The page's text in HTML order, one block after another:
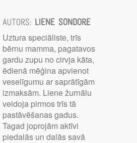
Autors: Liene Sondore
Uztura speciāliste, trīs
bērnu mamma, pagatavos
gardu zupu no cirvja kāta,
ēdienā mēģina apvienot
veselīgumu ar saprātīgām
izmaksām. Liene žurnālu
veidoja pirmos trīs tā
pastāvēšanas gadus.
Tagad joprojām aktīvi
piedalās un dalās savā